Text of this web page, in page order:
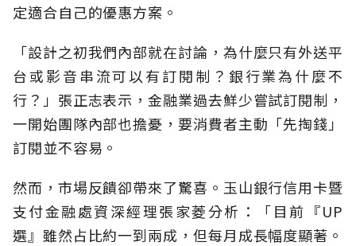
定適合自己的優惠方案。
「設計之初我們內部就在討論，為什麼只有外送平
台或影音串流可以有訂閱制？銀行業為什麼不
行？」張正志表示，金融業過去鮮少嘗試訂閱制，
一開始團隊內部也擔憂，要消費者主動「先掏錢」
訂閱並不容易。
然而，市場反饋卻帶來了驚喜。玉山銀行信用卡暨
支付金融處資深經理張家菱分析：「目前『UP
選』雖然占比約一到兩成，但每月成長幅度顯著。